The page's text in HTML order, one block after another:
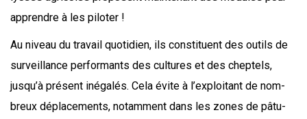
apprendre à les piloter !
Au niveau du tra­vail quo­ti­dien, ils consti­tuent des outils de
sur­veillance per­for­mants des cultures et des chep­tels,
jusqu’à pré­sent inéga­lés. Cela évite à l’exploitant de nom­
breux dépla­ce­ments, notam­ment dans les zones de pâtu­